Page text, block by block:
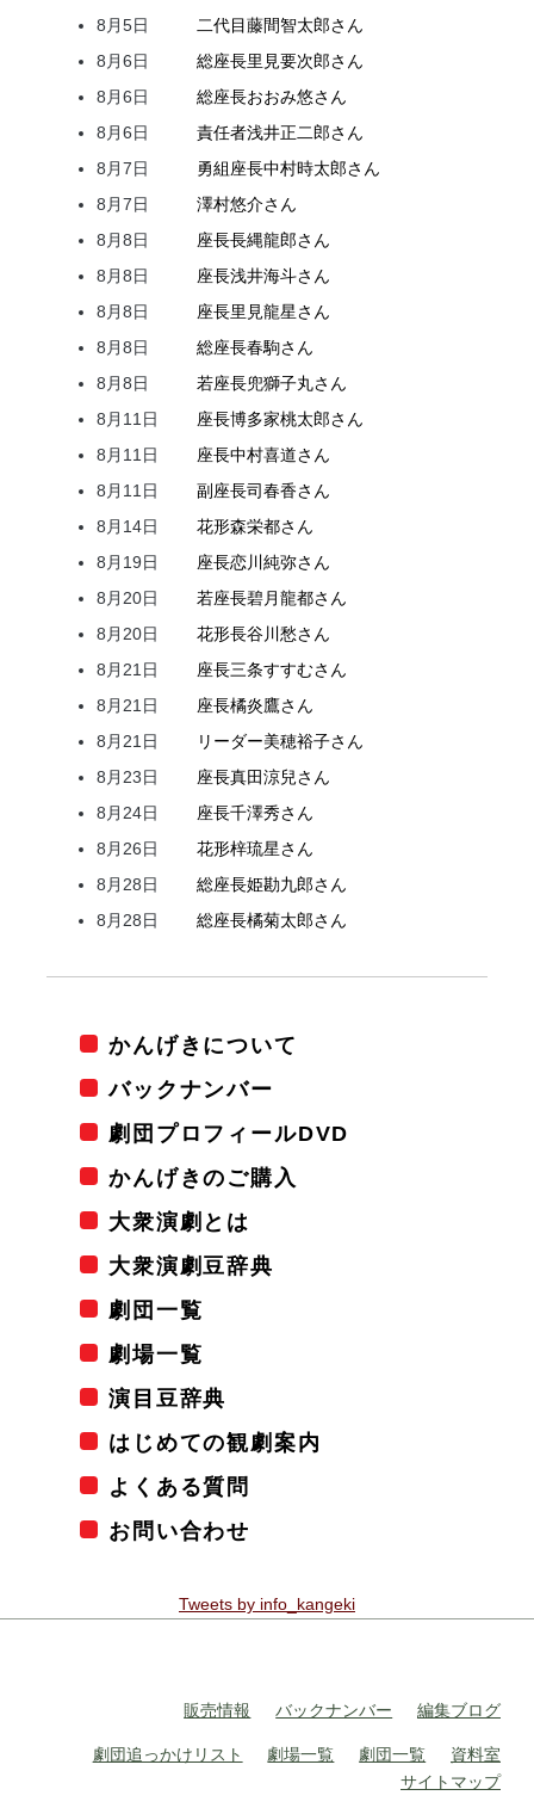
8月5日
二代目藤間智太郎さん
8月6日
総座長里見要次郎さん
8月6日
総座長おおみ悠さん
8月6日
責任者浅井正二郎さん
8月7日
勇組座長中村時太郎さん
8月7日
澤村悠介さん
8月8日
座長長縄龍郎さん
8月8日
座長浅井海斗さん
8月8日
座長里見龍星さん
8月8日
総座長春駒さん
8月8日
若座長兜獅子丸さん
8月11日
座長博多家桃太郎さん
8月11日
座長中村喜道さん
8月11日
副座長司春香さん
8月14日
花形森栄都さん
8月19日
座長恋川純弥さん
8月20日
若座長碧月龍都さん
8月20日
花形長谷川愁さん
8月21日
座長三条すすむさん
8月21日
座長橘炎鷹さん
8月21日
リーダー美穂裕子さん
8月23日
座長真田涼兒さん
8月24日
座長千澤秀さん
8月26日
花形梓琉星さん
8月28日
総座長姫勘九郎さん
8月28日
総座長橘菊太郎さん
かんげきについて
バックナンバー
劇団プロフィールDVD
かんげきのご購入
大衆演劇とは
大衆演劇豆辞典
劇団一覧
劇場一覧
演目豆辞典
はじめての観劇案内
よくある質問
お問い合わせ
Tweets by info_kangeki
販売情報 バックナンバー 編集ブログ
劇団追っかけリスト 劇場一覧 劇団一覧
資料室
サイトマップ